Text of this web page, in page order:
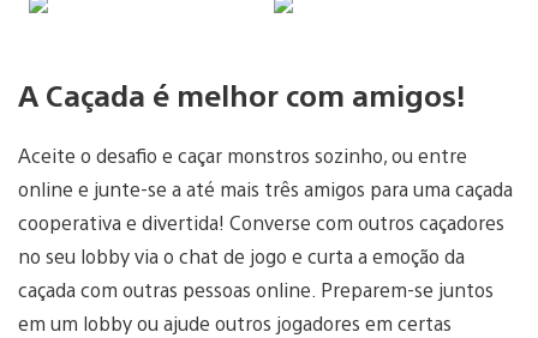
A Caçada é melhor com amigos!
Aceite o desafio e caçar monstros sozinho, ou entre
online e junte-se a até mais três amigos para uma caçada
cooperativa e divertida! Converse com outros caçadores
no seu lobby via o chat de jogo e curta a emoção da
caçada com outras pessoas online. Preparem-se juntos
em um lobby ou ajude outros jogadores em certas